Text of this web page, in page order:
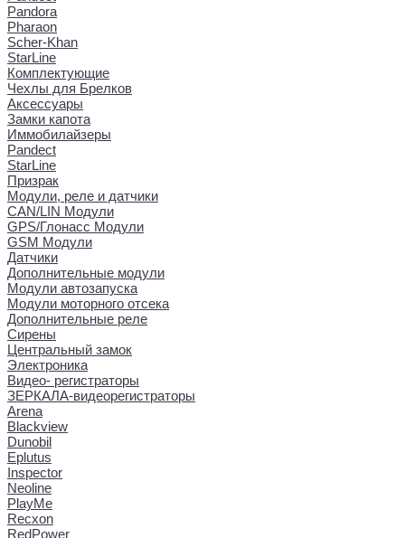
Pandora
Pharaon
Scher-Khan
StarLine
Комплектующие
Чехлы для Брелков
Аксессуары
Замки капота
Иммобилайзеры
Pandect
StarLine
Призрак
Модули, реле и датчики
CAN/LIN Модули
GPS/Глонасс Модули
GSM Модули
Датчики
Дополнительные модули
Модули автозапуска
Модули моторного отсека
Дополнительные реле
Сирены
Центральный замок
Электроника
Видео- регистраторы
ЗЕРКАЛА-видеорегистраторы
Arena
Blackview
Dunobil
Eplutus
Inspector
Neoline
PlayMe
Recxon
RedPower